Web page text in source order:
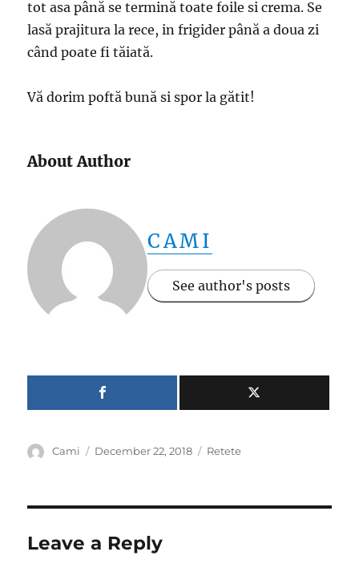
tot asa până se termină toate foile si crema. Se
lasă prajitura la rece, in frigider până a doua zi
când poate fi tăiată.
Vă dorim poftă bună si spor la gătit!
About Author
CAMI
See author's posts
Author
Cami
Posted
December 22, 2018 Categories
Retete
Leave a Reply